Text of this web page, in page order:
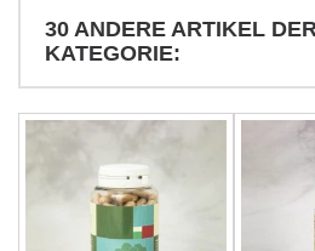
30 ANDERE ARTIKEL
KATEGORIE: